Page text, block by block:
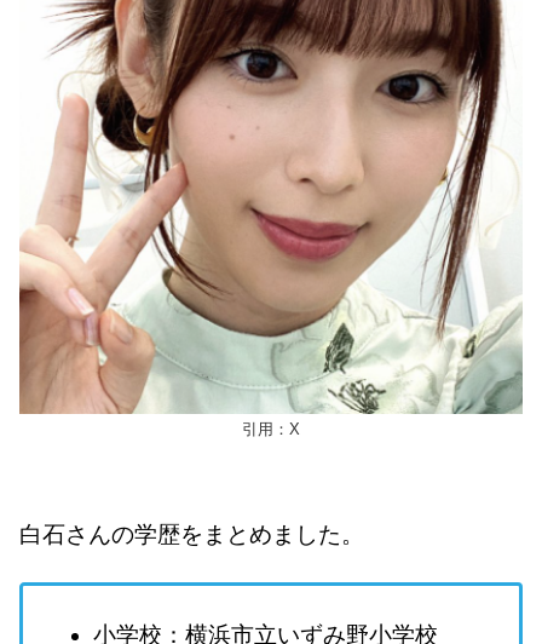
引用：X
白石さんの学歴をまとめました。
小学校：横浜市立いずみ野小学校